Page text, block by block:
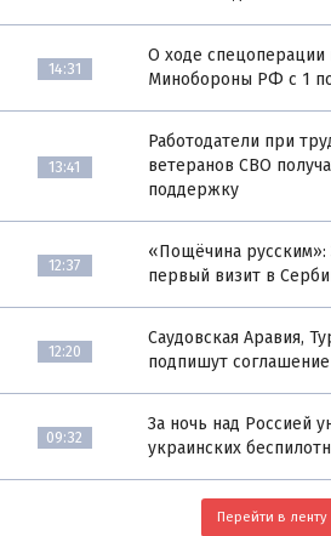
14:31
О ходе спецоперации
Минобороны РФ с 1 по
13:41
Работодатели при
ветеранов СВО
поддержку
12:37
«Пощёчина
первый визит в
12:20
Саудовская Аравия,
подпишут
09:32
За ночь над Россией
украинских
Перейти в ленту